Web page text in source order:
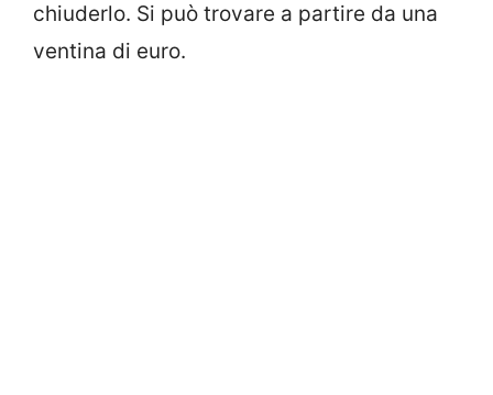
chiuderlo. Si può trovare a partire da una
ventina di euro.